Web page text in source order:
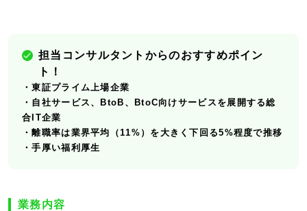
担当コンサルタントからのおすすめポイン
ト！
・東証プライム上場企業
・自社サービス、BtoB、BtoC向けサービスを展開する総
合IT企業
・離職率は業界平均（11%）を大きく下回る5%程度で推移
・手厚い福利厚生
業務内容